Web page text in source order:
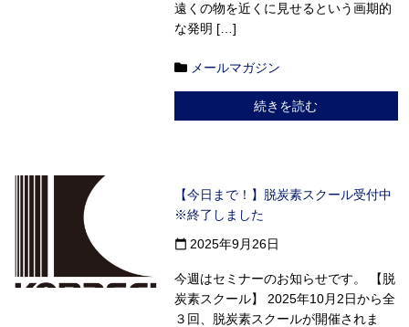
遠くの物を近くに見せるという画期的
な発明 […]
メールマガジン
続きを読む
【今日まで！】脱炭素スクール受付中
※終了しました
calendar_today 2025年9月26日
今週はセミナーのお知らせです。 【脱
炭素スクール】 2025年10月2日から全
３回、脱炭素スクールが開催されま